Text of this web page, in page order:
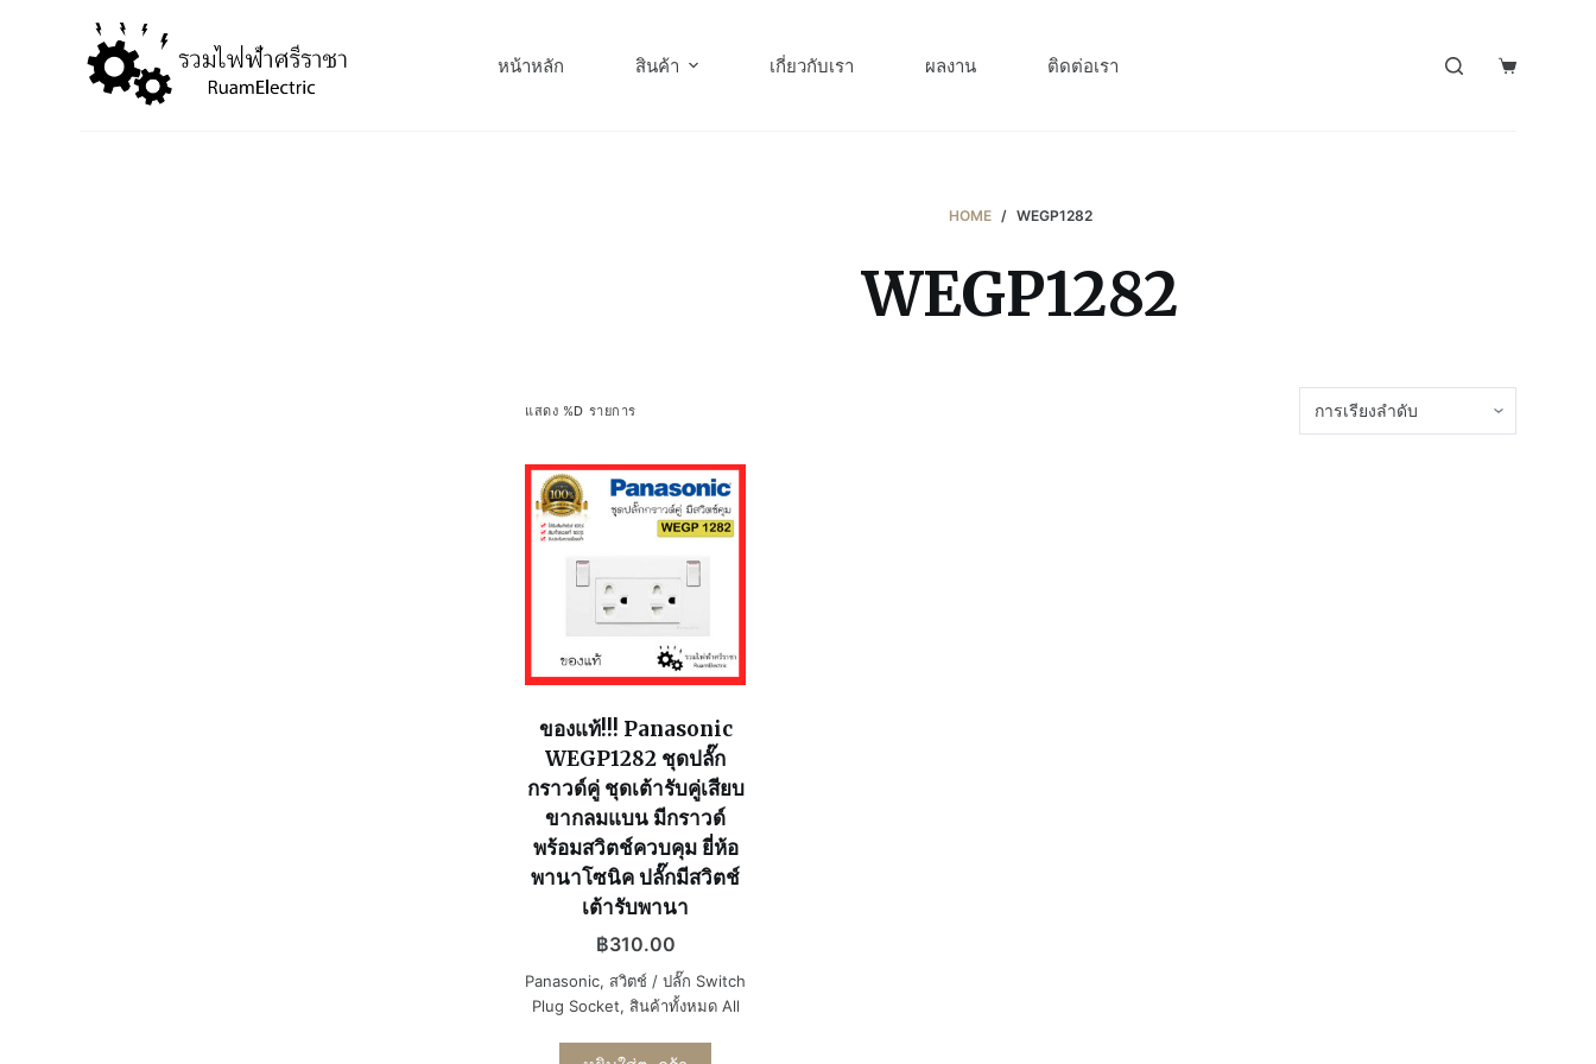
หน้าหลัก สินค้า เกี่ยวกับเรา ผลงาน ติดต่อเรา
HOME / WEGP1282
WEGP1282
แสดง %D รายการ
ของแท้!!! Panasonic
WEGP1282 ชุดปลั๊ก
กราวด์คู่ ชุดเต้ารับคู่เสียบ
ขากลมแบน มีกราวด์
พร้อมสวิตช์ควบคุม ยี่ห้อ
พานาโซนิค ปลั๊กมีสวิตช์
เต้ารับพานา
฿310.00
Panasonic, สวิตช์ / ปลั๊ก Switch
Plug Socket, สินค้าทั้งหมด All